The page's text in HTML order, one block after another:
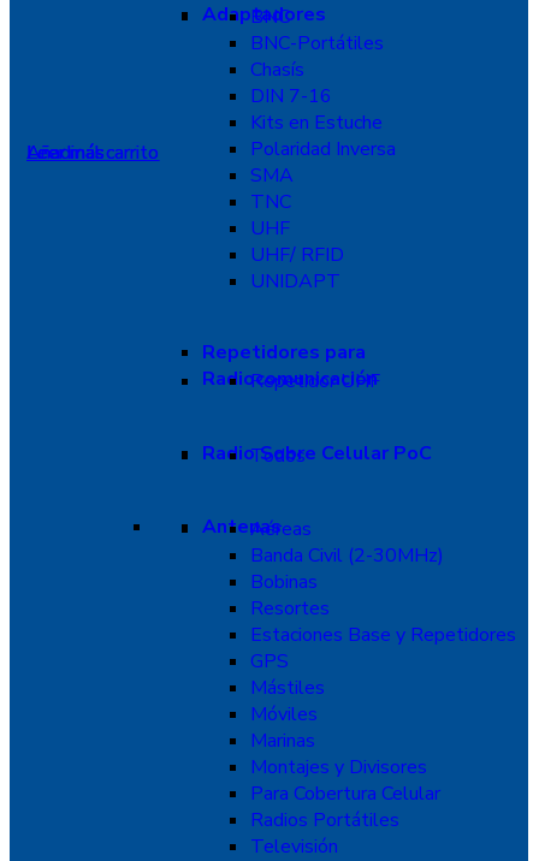
Adaptadores
BNC
BNC-Portátiles
Chasís
DIN 7-16
Kits en Estuche
Polaridad Inversa
SMA
TNC
UHF
UHF/ RFID
UNIDAPT
Repetidores para
Radiocomunicación
Repetidor UHF
Radio Sobre Celular PoC
Todos
AntenasAéreas
Banda Civil (2-30MHz)
Bobinas
Resortes
Estaciones Base y Repetidores
GPS
Mástiles
Móviles
Marinas
Montajes y Divisores
Para Cobertura Celular
Radios Portátiles
Televisión
Leer más
Leer más
Leer más
Añadir al carrito
Leer más
Añadir al carrito